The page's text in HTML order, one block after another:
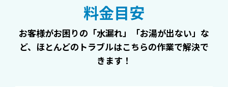
料金目安
お客様がお困りの「水漏れ」「お湯が出ない」な
ど、 ほとんどのトラブルはこちらの作業で解決で
きます！